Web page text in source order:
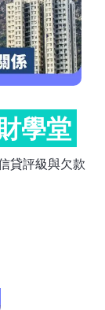
學堂
貸評級與欠款